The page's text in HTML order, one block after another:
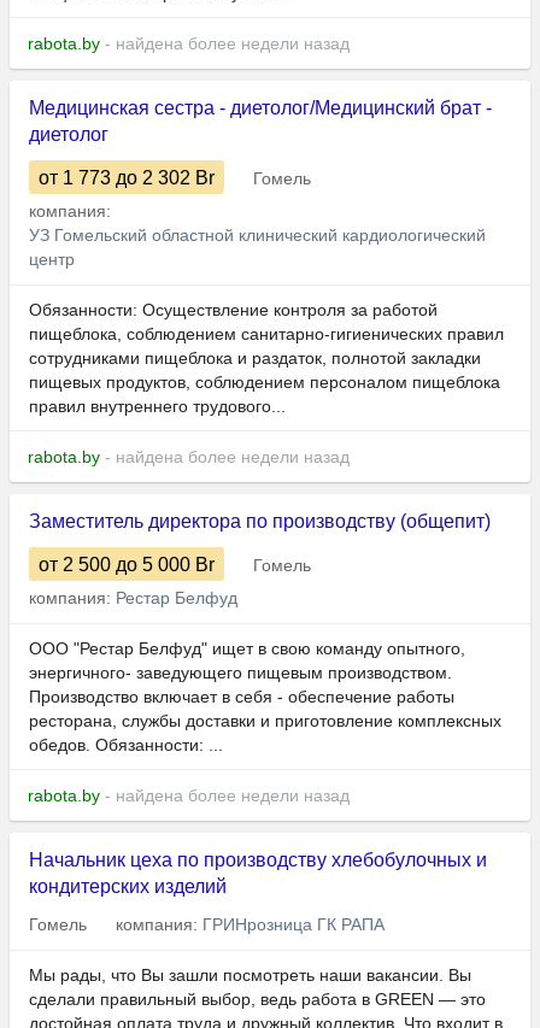
rabota.by - найдена более недели назад
Медицинская сестра - диетолог/Медицинский брат -
диетолог
от 1 773 до 2 302 Br
Гомель
компания:
УЗ Гомельский областной клинический кардиологический
центр
Обязанности: Осуществление контроля за работой
пищеблока, соблюдением санитарно-гигиенических правил
сотрудниками пищеблока и раздаток, полнотой закладки
пищевых продуктов, соблюдением персоналом пищеблока
правил внутреннего трудового...
rabota.by - найдена более недели назад
Заместитель директора по производству (общепит)
от 2 500 до 5 000 Br
Гомель
компания: Рестар Белфуд
ООО "Рестар Белфуд" ищет в свою команду опытного,
энергичного- заведующего пищевым производством.
Производство включает в себя - обеспечение работы
ресторана, службы доставки и приготовление комплексных
обедов. Обязанности: ...
rabota.by - найдена более недели назад
Начальник цеха по производству хлебобулочных и
кондитерских изделий
Гомель компания: ГРИНрозница ГК РАПА
Мы рады, что Вы зашли посмотреть наши вакансии. Вы
сделали правильный выбор, ведь работа в GREEN — это
достойная оплата труда и дружный коллектив. Что входит в